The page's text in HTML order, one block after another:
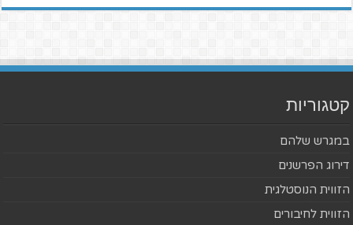
קטגוריות
במגרש שלהם
דירוג הפרשנים
הזווית הנוסטלגית
הזווית לחיבורים